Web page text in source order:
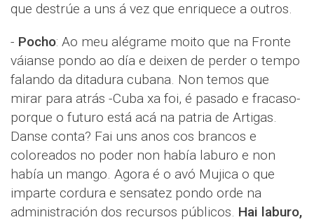
que destrúe a uns á vez que enriquece a outros.
- Pocho: Ao meu alégrame moito que na Fronte
váianse pondo ao día e deixen de perder o tempo
falando da ditadura cubana. Non temos que
mirar para atrás -Cuba xa foi, é pasado e fracaso-
porque o futuro está acá na patria de Artigas.
Danse conta? Fai uns anos cos brancos e
coloreados no poder non había laburo e non
había un mango. Agora é o avó Mujica o que
imparte cordura e sensatez pondo orde na
administración dos recursos públicos. Hai laburo,